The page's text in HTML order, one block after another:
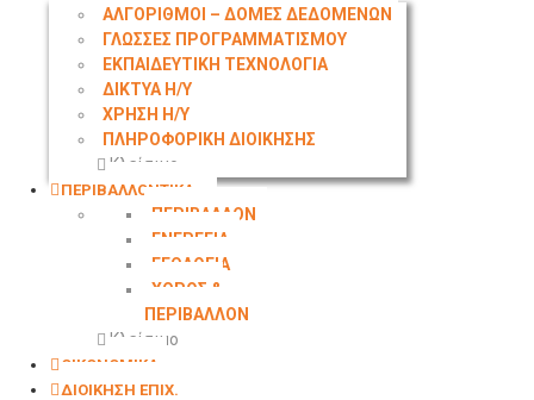
ΑΛΓΟΡΙΘΜΟΙ – ΔΟΜΕΣ ΔΕΔΟΜΕΝΩΝ
ΓΛΩΣΣΕΣ ΠΡΟΓΡΑΜΜΑΤΙΣΜΟΥ
ΕΚΠΑΙΔΕΥΤΙΚΗ ΤΕΧΝΟΛΟΓΙΑ
ΔΙΚΤΥΑ Η/Υ
ΧΡΗΣΗ Η/Υ
ΠΛΗΡΟΦΟΡΙΚΗ ΔΙΟΙΚΗΣΗΣ
Κλείσιμο
ΠΕΡΙΒΑΛΛΟΝΤΙΚΑ
ΠΕΡΙΒΑΛΛΟΝ
ΕΝΕΡΓΕΙΑ
ΓΕΩΛΟΓΙΑ
ΧΩΡΟΣ &
ΠΕΡΙΒΑΛΛΟΝ
Κλείσιμο
ΟΙΚΟΝΟΜΙΚΑ
ΔΙΟΙΚΗΣΗ ΕΠΙΧ.